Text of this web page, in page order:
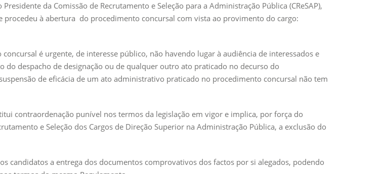
da Comissão de Recrutamento e Seleção para a Administração Pública (CReSAP),
procedeu à abertura do procedimento concursal com vista ao provimento do cargo:
é urgente, de interesse público, não havendo lugar à audiência de interessados e
despacho de designação ou de qualquer outro ato praticado no decurso do
de eficácia de um ato administrativo praticado no procedimento concursal não tem
contraordenação punível nos termos da legislação em vigor e implica, por força do
e Seleção dos Cargos de Direção Superior na Administração Pública, a exclusão do
candidatos a entrega dos documentos comprovativos dos factos por si alegados, podendo